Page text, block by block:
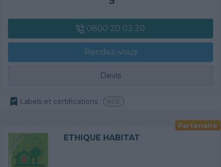
0800 20 03 20
Rendez-vous
Devis
Labels et certifications : RGE
Partenaire
ETHIQUE HABITAT